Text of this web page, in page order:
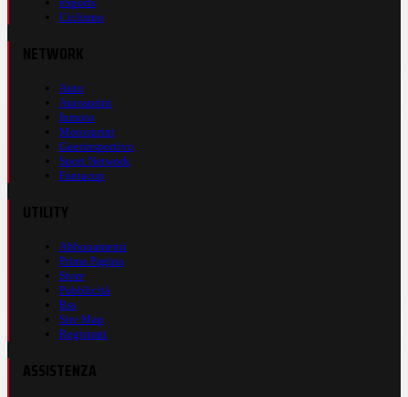
Ciclismo
Auto
Autosprint
Inmoto
Motosprint
Guerinsportivo
Sport Network
Fantacup
Abbonamenti
Prima Pagina
Store
Pubblicità
Rss
Site Map
Registrati